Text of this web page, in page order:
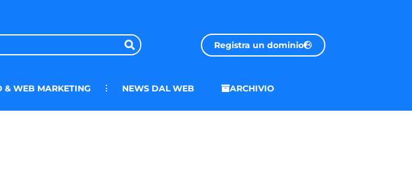
Registra un dominio
& WEB MARKETING NEWS DAL WEB ARCHIVIO